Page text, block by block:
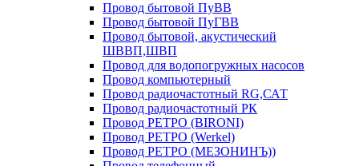
Провод бытовой ПуВВ
Провод бытовой ПуГВВ
Провод бытовой, акустический
ШВВП,ШВП
Провод для водопогружных насосов
Провод компьютерный
Провод радиочастотный RG,САТ
Провод радиочастотный РК
Провод РЕТРО (BIRONI)
Провод РЕТРО (Werkel)
Провод РЕТРО (МЕЗОНИНЪ))